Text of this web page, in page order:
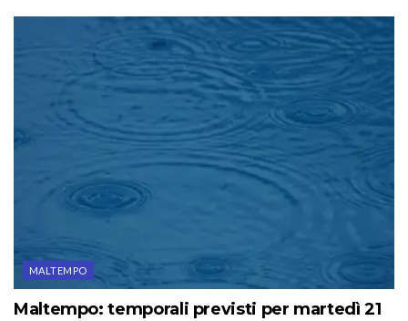
MALTEMPO
Maltempo: temporali previsti per martedì 21